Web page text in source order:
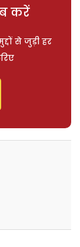
करें
से जुड़ी हर